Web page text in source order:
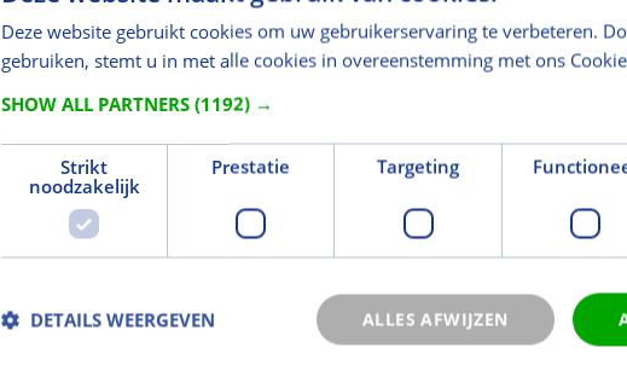
Fabrikantindeling 5
4576SWL
Brutogewicht (kg)
1,86
Gewicht eenheid
Materiaal
Ja
Kleur en Oppervlak
Deze website gebruikt cookies om uw gebruikerservaring te verbeteren.
gebruiken, stemt u in met alle cookies in overeenstemming met ons
SHOW ALL PARTNERS (1192) →
Strikt
noodzakelijk
Prestatie Targeting
ALLES AFWIJZEN
DETAILS WEERGEVEN